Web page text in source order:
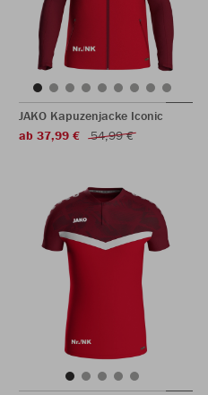
JAKO Kapuzenjacke Iconic
ab 37,99 €
54,99 €